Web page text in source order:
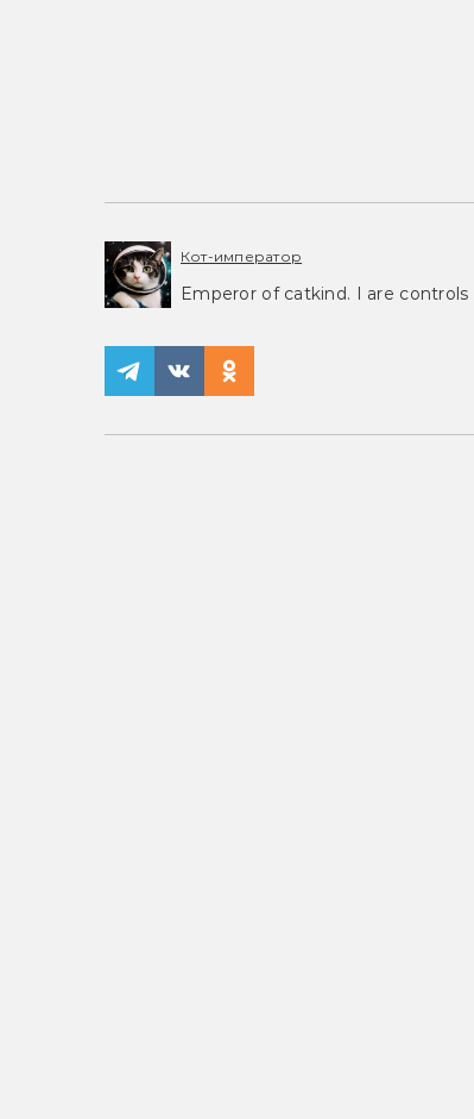
Кот-император
Emperor of catkind. I are